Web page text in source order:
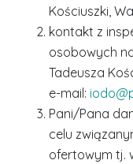
Kościuszki,
kontakt z
osobowych
Tadeusza
e-mail:
Pani/Pana
celu
ofertowym tj.